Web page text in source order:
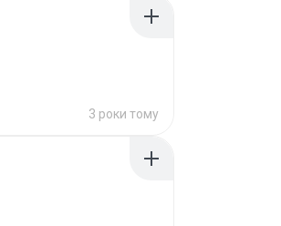
3 роки тому